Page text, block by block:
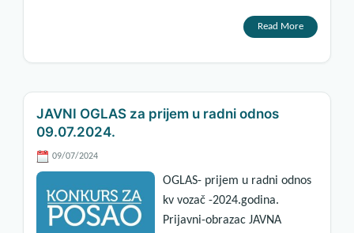
Read More
JAVNI OGLAS za prijem u radni odnos
09.07.2024.
09/07/2024
OGLAS- prijem u radni odnos
kv vozač -2024.godina.
Prijavni-obrazac JAVNA